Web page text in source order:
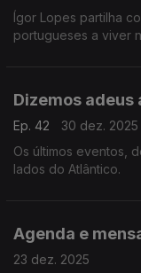
Ígor Lopes partilha
portugueses a viver
Dizemos adeus
Ep. 42
30 dez. 2025
Os últimos eventos,
lados do Atlântico.
Agenda e
23 dez. 2025